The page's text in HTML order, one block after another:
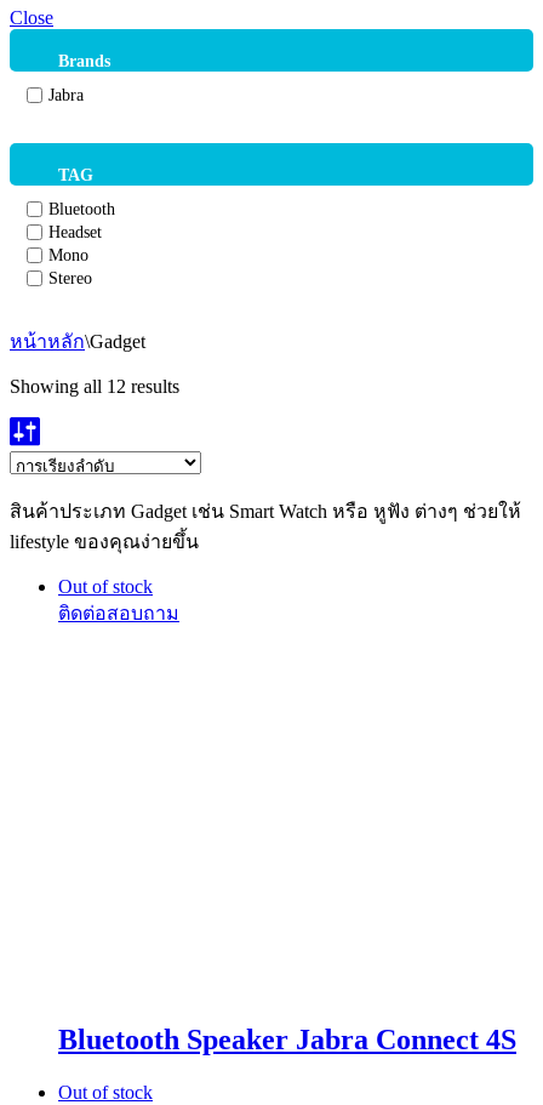
Close
Brands
Jabra
TAG
Bluetooth
Headset
Mono
Stereo
หน้าหลัก\Gadget
Showing all 12 results
สินค้าประเภท Gadget เช่น Smart Watch หรือ หูฟัง ต่างๆ ช่วยให้
lifestyle ของคุณง่ายขึ้น
Out of stock
Bluetooth Speaker Jabra Connect 4S
Out of stock